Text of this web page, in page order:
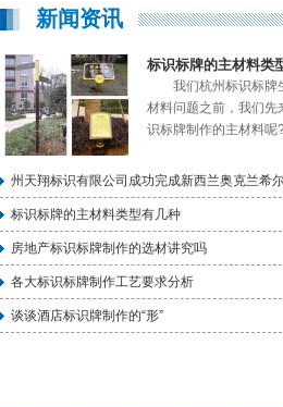
新闻资讯
标识标牌的主材料类
我们杭州标识标牌
材料问题之前，我们先
识标牌制作的主材料呢
标识标牌的主材料类型有几种
房地产标识标牌制作的选材讲究吗
各大标识标牌制作工艺要求分析
谈谈酒店标识牌制作的“形”